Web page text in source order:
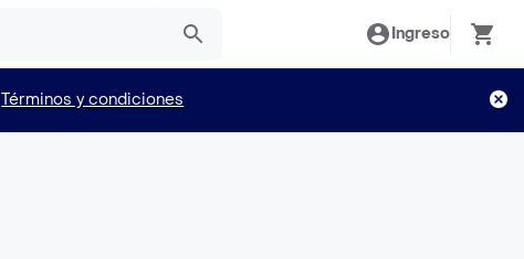
Ingreso
Términos y condiciones